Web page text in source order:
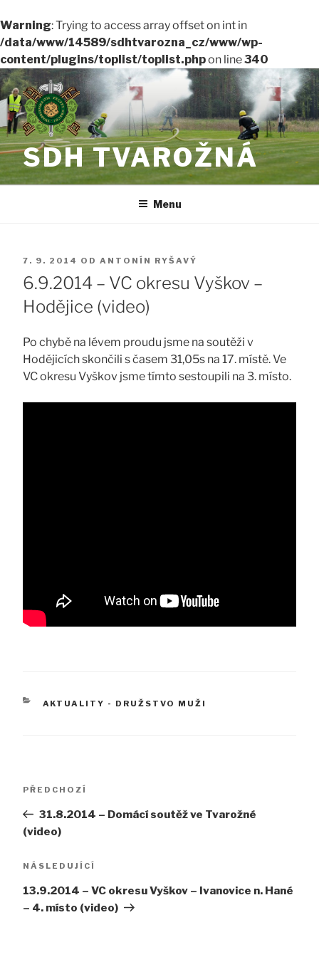
Warning: Trying to access array offset on int in
/data/www/14589/sdhtvarozna_cz/www/wp-
content/plugins/toplist/toplist.phpon line340
Přejít
k
obsahu
webu
SDH TVAROŽNÁ
Menu
PUBLIKOVÁNO
7. 9. 2014 OD ANTONÍN RYŠAVÝ
6.9.2014 – VC okresu Vyškov –
Hodějice (video)
Po chybě na lévem proudu jsme na soutěži v
Hodějicích skončili s časem 31,05s na 17. místě. Ve
VC okresu Vyškov jsme tímto sestoupili na 3. místo.
RUBRIKY
AKTUALITY - DRUŽSTVO MUŽI
příspěvek
Předchozí
PŘEDCHOZÍ
31.8.2014 – Domácí soutěž ve Tvarožné
(video)
Následující
NÁSLEDUJÍCÍ
13.9.2014 – VC okresu Vyškov – Ivanovice n. Hané
– 4. místo (video)